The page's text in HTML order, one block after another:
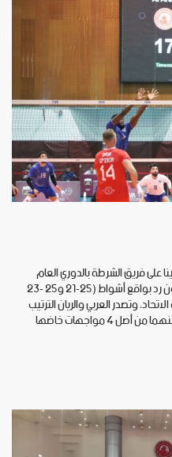
على فريق الشرطة بالدوري العام
للرجال لكرة الطائرة، بنتيجة ثلاثة أشواط دون رد بواقع أشواط (25-21 و25 -23
الاتحاد، وتصدر العربي والريان الترتيب
العام بجدول الدوري برصيد 12 نقطة لكل منهما من أصل 4 مواجهات خاضها